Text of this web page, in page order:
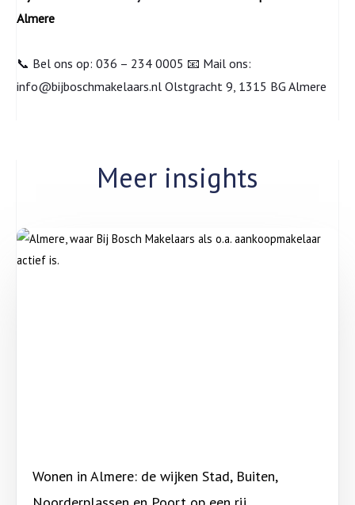
Almere
📞 Bel ons op: 036 – 234 0005 📧 Mail ons:
info@bijboschmakelaars.nl Olstgracht 9, 1315 BG Almere
Meer insights
Wonen in Almere: de wijken Stad, Buiten,